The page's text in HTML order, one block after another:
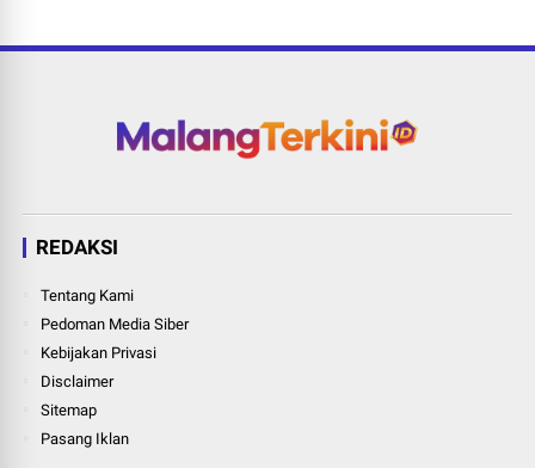
REDAKSI
Tentang Kami
Pedoman Media Siber
Kebijakan Privasi
Disclaimer
Sitemap
Pasang Iklan